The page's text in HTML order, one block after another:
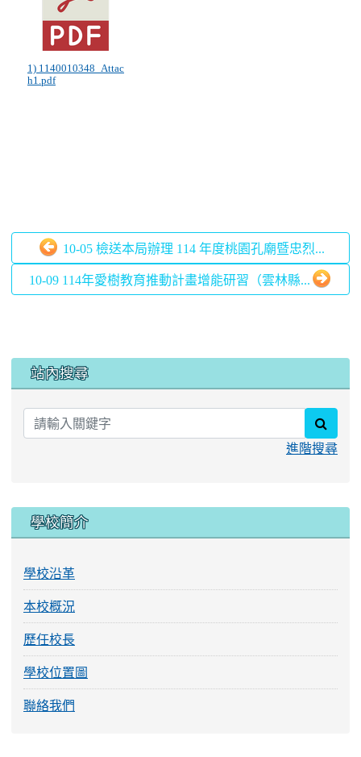
1) 1140010348_Attac
h1.pdf
10-05 檢送本局辦理 114 年度桃園孔廟暨忠烈...
10-09 114年愛樹教育推動計畫增能研習（雲林縣...
站內搜尋
進階搜尋
學校簡介
學校沿革
本校概況
歷任校長
學校位置圖
聯絡我們